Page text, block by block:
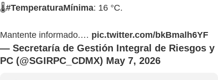
🌡#TemperaturaMínima: 16 °C.
Mantente informado.… pic.twitter.com/bkBmalh6YF
— Secretaría de Gestión Integral de Riesgos y
PC (@SGIRPC_CDMX) May 7, 2026